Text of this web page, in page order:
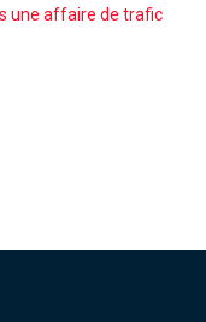
une affaire de trafic